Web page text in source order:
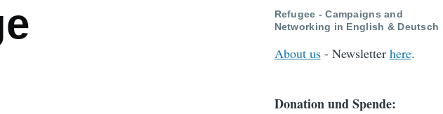
Refugee - Campaigns and
Networking in English & Deutsch
About us- Newsletter here.
Donation und Spende: